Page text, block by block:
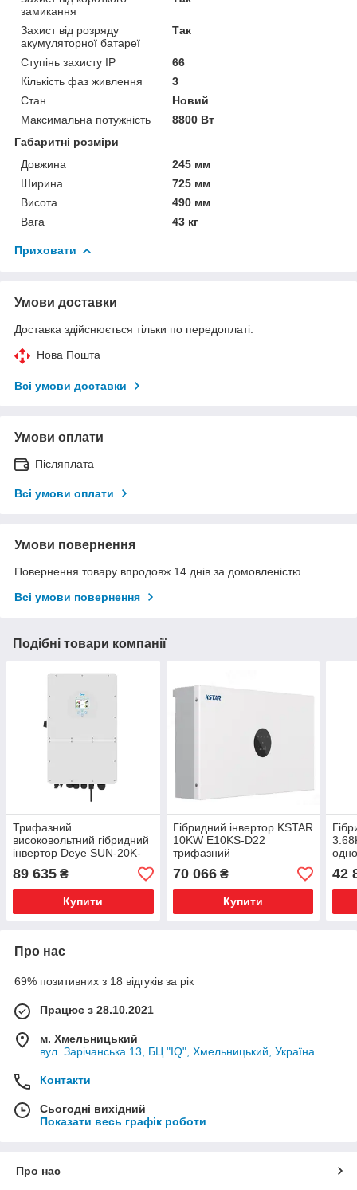
замикання
Захист від розряду
акумуляторної батареї
Так
Ступінь захисту IP
66
Кількість фаз живлення
3
Стан
Новий
Максимальна потужність
8800 Вт
Габаритні розміри
Довжина
245 мм
Ширина
725 мм
Висота
490 мм
Вага
43 кг
Приховати
Умови доставки
Доставка здійснюється тільки по передоплаті.
Нова Пошта
Всі умови доставки
Умови оплати
Післяплата
Всі умови оплати
Умови повернення
Повернення товару впродовж 14 днів за домовленістю
Всі умови повернення
Подібні товари компанії
Трифазний
високовольтний гібридний
інвертор Deye SUN-20K-
SG01HP3-EU-AM2 20KW
89 635 ₴
Купити
Гібридний інвертор KSTAR
10KW E10KS-D22
трифазний
70 066₴
Купити
42
Про нас
69% позитивних з 18 відгуків за рік
Працює з 28.10.2021
м. Хмельницький
вул. Зарічанська 13, БЦ "IQ", Хмельницький, Україна
Контакти
Сьогодні вихідний
Показати весь графік роботи
Про нас